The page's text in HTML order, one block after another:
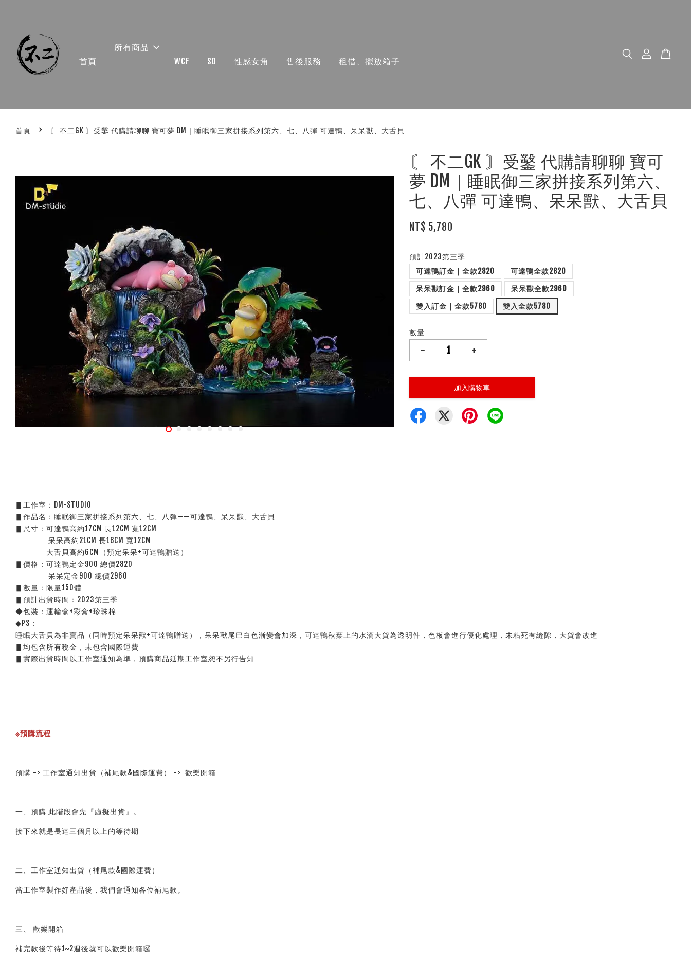
首頁
所有商品
WCF
SD 性感女角 售後服務 租借、擺放箱子
首頁 › 〘 不二GK 〙受鑿 代購請聊聊 寶可夢 DM｜睡眠御三家拼接系列第六、七、八彈 可達鴨、呆呆獸、大舌貝
〘 不二GK 〙受鑿 代購請聊聊 寶可
夢 DM｜睡眠御三家拼接系列第六、
七、八彈 可達鴨、呆呆獸、大舌貝
NT$ 5,780
預計2023第三季
可達鴨訂金｜全款2820
可達鴨全款2820
呆呆獸訂金｜全款2960
呆呆獸全款2960
雙入訂金｜全款5780
雙入全款5780
數量
- +
加入購物車
▋工作室：DM-STUDIO
▋作品名：睡眠御三家拼接系列第六、七、八彈——可達鴨、呆呆獸、大舌貝
▋尺寸：可達鴨高約17CM 長12CM 寬12CM
呆呆高約21CM 長18CM 寬12CM
大舌貝高約6CM（預定呆呆+可達鴨贈送）
▋價格：可達鴨定金900 總價2820
呆呆定金900 總價2960
▋數量：限量150體
▋預計出貨時間：2023第三季
◆包裝：運輸盒+彩盒+珍珠棉
◆PS：
睡眠大舌貝為非賣品（同時預定呆呆獸+可達鴨贈送），呆呆獸尾巴白色漸變會加深，可達鴨秋葉上的水滴大貨為透明件，色板會進行優化處理，未粘死有縫隙，大貨會改進
▋均包含所有稅金，未包含國際運費
▋實際出貨時間以工作室通知為準，預購商品延期工作室恕不另行告知
※預購流程
預購 -> 工作室通知出貨（補尾款&國際運費） ->  歡樂開箱
一、預購 此階段會先『虛擬出貨』。
接下來就是長達三個月以上的等待期
二、工作室通知出貨（補尾款&國際運費）
當工作室製作好產品後，我們會通知各位補尾款。
三、 歡樂開箱
補完款後等待1~2週後就可以歡樂開箱囉